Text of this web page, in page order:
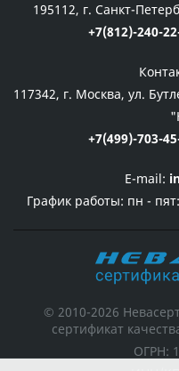
195112, г. Санкт-
+7(812)-240-
117342, г. Москва, ул.
+7(499)-703-
E-mail:
График работы: пн -
© 2010-2026
сертификат
ОГРН: